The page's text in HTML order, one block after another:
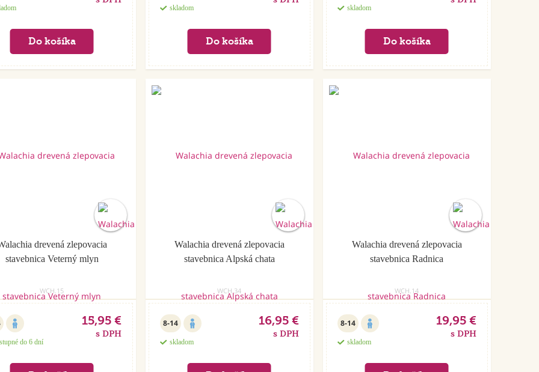
skladom skladom
drevená zlepovacia
stavebnica Veterný mlyn
WCH.15
do 6 dní
15,95 €
s DPH
Walachia drevená zlepovacia
stavebnica Alpská chata
WCH.34
8-14
skladom
16,95 €
s DPH
Walachia drevená zlepovacia
stavebnica Radnica
WCH.14
8-14
skladom
19,95 €
s DPH